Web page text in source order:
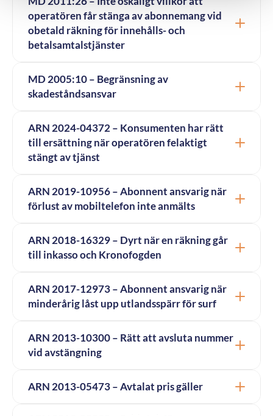
operatören får stänga av abonnemang vid
obetald räkning för innehålls- och
betalsamtalstjänster
MD 2005:10 – Begränsning av
skadeståndsansvar
ARN 2024-04372 – Konsumenten har rätt
till ersättning när operatören felaktigt
stängt av tjänst
ARN 2019-10956 – Abonnent ansvarig när
förlust av mobiltelefon inte anmälts
ARN 2018-16329 – Dyrt när en räkning går
till inkasso och Kronofogden
ARN 2017-12973 – Abonnent ansvarig när
minderårig låst upp utlandsspärr för surf
ARN 2013-10300 – Rätt att avsluta nummer
vid avstängning
ARN 2013-05473 – Avtalat pris gäller